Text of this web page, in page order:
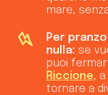
mare,
Per
nulla: se
puoi
Riccione,
tornare a